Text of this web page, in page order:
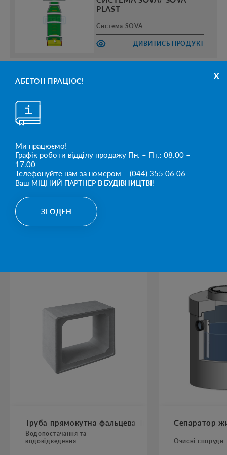
x
АБЕТОН ПРАЦЮЄ!
Ми працюємо!
Графік роботи відділу продажу Пн. – Пт.: 08.00 –
17.00
Телефонуйте нам за номером – (044) 355 06 06
Ваш МІЦНИЙ ПАРТНЕР В БУДІВНИЦТВІ!
ЗГОДЕН
PLAST
Система SOVA
ДИВИТИСЬ ПРОДУКТ
БІЛЬШЕ
Труба прямокутна фальцева Тпф AbBox
Водопостачання та
водовідведення
Сепаратор
Очисні споруди